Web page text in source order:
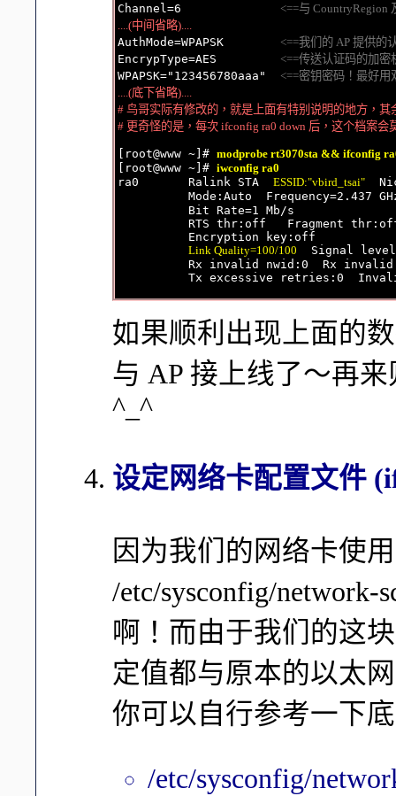
Channel=6 <==与 CountryRegion
....(中间省略)....
AuthMode=WPAPSK <==我们的 AP 提供的
EncrypType=AES <==传送认证码的加密
WPAPSK="123456780aaa" <==密钥密码！最好
....(底下省略)....
# 鸟哥实际有修改的，就是上面有特别说明的地方，
# 更奇怪的是，每次 ifconfig ra0 down 后，这个档案会
[root@www ~]# modprobe rt3070sta && ifconfig
[root@www ~]# iwconfig ra0
ra0       Ralink STA ESSID:"vbird_tsai"
Mode:Auto  Frequency=2.437
          Bit Rate=1 Mb/s
RTS thr:off   Fragment
          Encryption key:off
Link Quality=100/100
Signal
Rx invalid nwid:0  Rx
如果顺利出现上面的
与 AP 接上线了～再
^_^
设定网络卡配置文件
因为我们的网络卡使
/etc/sysconfig/
啊！而由于我们的这
定值都与原本的以太
你可以自行参考一下
/etc/sysconfig/